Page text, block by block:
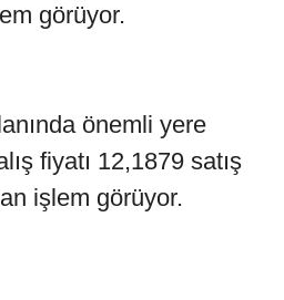
görüyor.
önemli yere
fiyatı 12,1879 satış
işlem görüyor.